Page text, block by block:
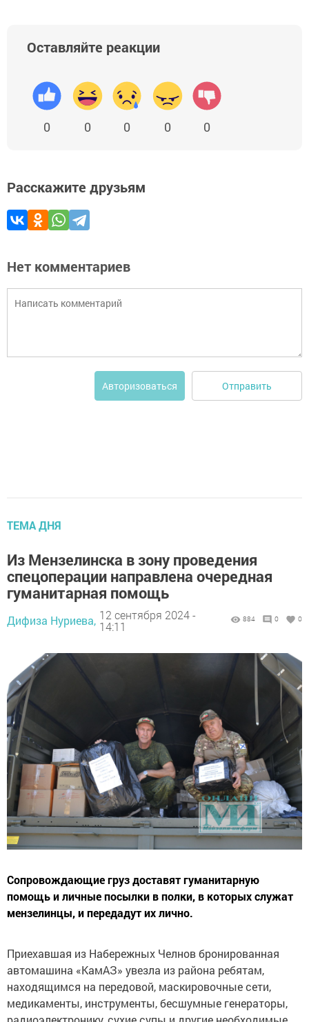
Оставляйте реакции
0 0 0 0 0
Расскажите друзьям
Нет комментариев
Авторизоваться Отправить
ТЕМА ДНЯ
Из Мензелинска в зону проведения
спецоперации направлена очередная
гуманитарная помощь
Дифиза Нуриева, 12 сентября 2024 -
14:11
884 0 0
Сопровождающие груз доставят гуманитарную
помощь и личные посылки в полки, в которых служат
мензелинцы, и передадут их лично.
Приехавшая из Набережных Челнов бронированная
автомашина «КамАЗ» увезла из района ребятам,
находящимся на передовой, маскировочные сети,
медикаменты, инструменты, бесшумные генераторы,